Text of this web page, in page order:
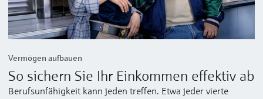
Vermögen aufbauen
So sichern Sie Ihr Einkommen effektiv ab
Berufsunfähigkeit kann jeden treffen. Etwa jeder vierte